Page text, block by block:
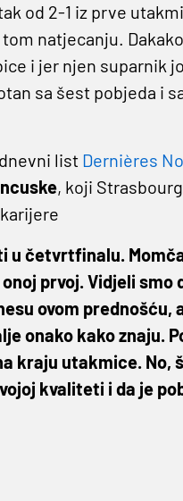
od 2-1 iz prve
natjecanju.
i jer njen suparnik
sa šest pobjeda i
list Dernières
, koji
u četvrtfinalu.
prvoj. Vidjeli smo
ovom prednošću,
onako kako znaju.
kraju utakmice. No,
kvaliteti i da je